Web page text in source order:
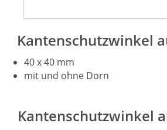
Kantenschutzwinkel
40 x 40 mm
mit und ohne Dorn
Kantenschutzwinkel